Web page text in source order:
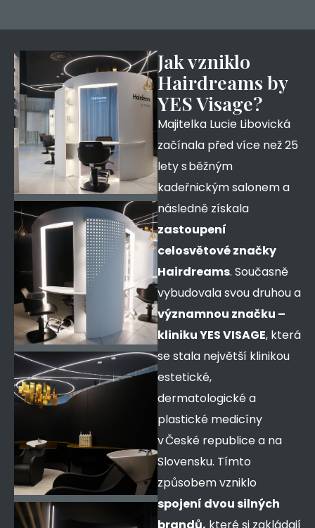
Jak vzniklo
Hairdreams by
YES Visage?
Majitelka Lucie Libovická
začínala před více než 25
lety s běžným
kadeřnickým salonem a
následně získala
zastoupení
celosvětové značky
Hairdreams. Současně
vybudovala svou druhou a
významnou značku –
kliniku YES VISAGE, která
se stala největší klinikou
estetické,
dermatologické a
plastické medicíny
v České republice a na
Slovensku. Tímto
způsobem vzniklo
spojení dvou silných